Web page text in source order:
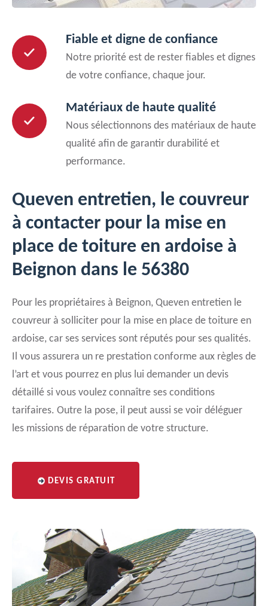
Fiable et digne de confiance
Notre priorité est de rester fiables et dignes
de votre confiance, chaque jour.
Matériaux de haute qualité
Nous sélectionnons des matériaux de haute
qualité afin de garantir durabilité et
performance.
Queven entretien, le couvreur
à contacter pour la mise en
place de toiture en ardoise à
Beignon dans le 56380
Pour les propriétaires à Beignon, Queven entretien le
couvreur à solliciter pour la mise en place de toiture en
ardoise, car ses services sont réputés pour ses qualités.
Il vous assurera un re prestation conforme aux règles de
l’art et vous pourrez en plus lui demander un devis
détaillé si vous voulez connaître ses conditions
tarifaires. Outre la pose, il peut aussi se voir déléguer
les missions de réparation de votre structure.
DEVIS GRATUIT